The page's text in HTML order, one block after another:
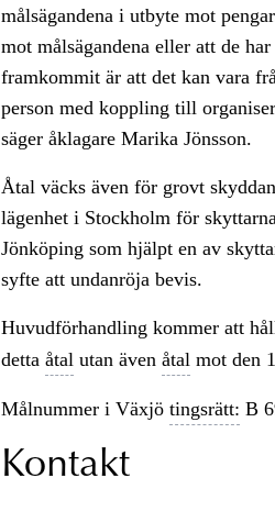
målsägandena i utbyte mot
mot målsägandena eller att de
framkommit är att det kan vara
person med koppling till
säger åklagare Marika Jönsson.
Åtal väcks även för grovt
lägenhet i Stockholm för
Jönköping som hjälpt en av
syfte att undanröja bevis.
Huvudförhandling kommer att
detta åtal utan även åtal mot den
Målnummer i Växjö tingsrätt: B
Kontakt